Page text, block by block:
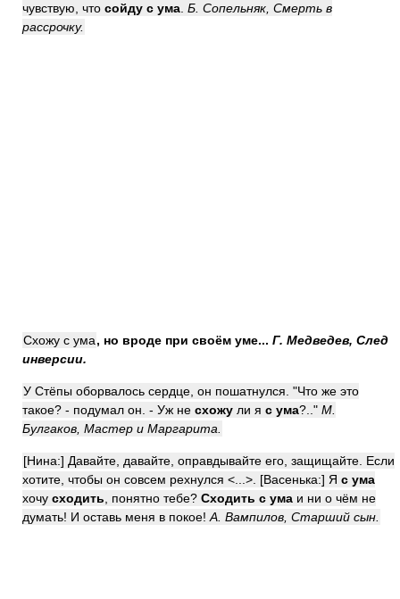
чувствую, что сойду с ума Б. Сопельняк, Смерть в
рассрочку.
Схожу с ума, но вроде при своём уме... Г. Медведев, След
инверсии.
У Стёпы оборвалось сердце, он пошатнулся. "Что же это
такое? - подумал он. - Уж не схожу ли я с ума?.." М.
Булгаков, Мастер и Маргарита.
[Нина:] Давайте, давайте, оправдывайте его, защищайте. Если
хотите, чтобы он совсем рехнулся <...>. [Васенька:] Я с ума
хочу сходить , понятно тебе? Сходить с ума и ни о чём не
думать! И оставь меня в покое! А. Вампилов, Старший сын.